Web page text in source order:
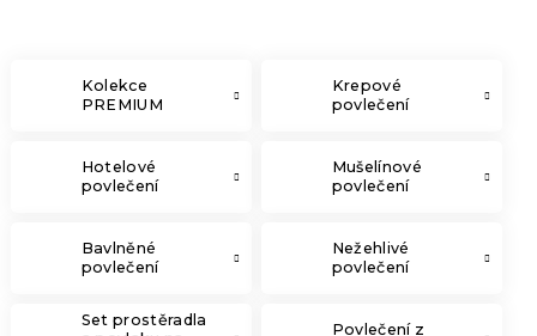
Kolekce
PREMIUM
Krepové
povlečení
Hotelové
povlečení
Mušelínové
povlečení
Bavlněné
povlečení
Nežehlivé
povlečení
Set prostěradla
Povlečení z